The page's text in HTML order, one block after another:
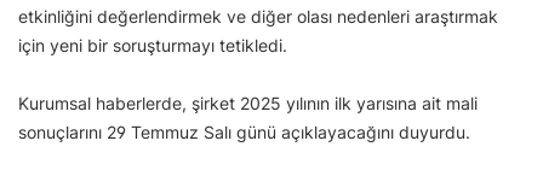
etkinliğini değerlendirmek ve diğer olası nedenleri araştırmak
için yeni bir soruşturmayı tetikledi.
Kurumsal haberlerde, şirket 2025 yılının ilk yarısına ait mali
sonuçlarını 29 Temmuz Salı günü açıklayacağını duyurdu.